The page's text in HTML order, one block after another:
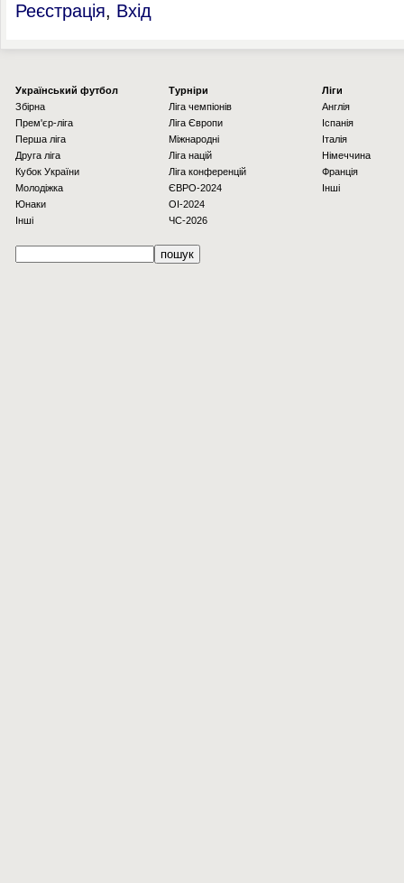
Реєстрація, Вхід
Українcький футбол
Збірна
Прем'єр-ліга
Перша ліга
Друга ліга
Кубок України
Молодіжка
Юнаки
Інші
Турніри
Ліга чемпіонів
Ліга Європи
Міжнародні
Ліга націй
Ліга конференцій
ЄВРО-2024
OI-2024
ЧС-2026
Ліги
Англія
Іспанія
Італія
Німеччина
Франція
Інші